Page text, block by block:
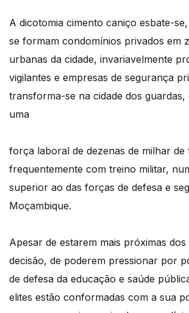
A dicotomia cimento caniço esbate-
se formam condomínios privados em
urbanas da cidade, invariavelmente
vigilantes e empresas de segurança
transforma-se na cidade dos guardas,
uma
força laboral de dezenas de milhar de
frequentemente com treino militar,
superior ao das forças de defesa e
Moçambique.
Apesar de estarem mais próximas
decisão, de poderem pressionar por
de defesa da educação e saúde
elites estão conformadas com a sua